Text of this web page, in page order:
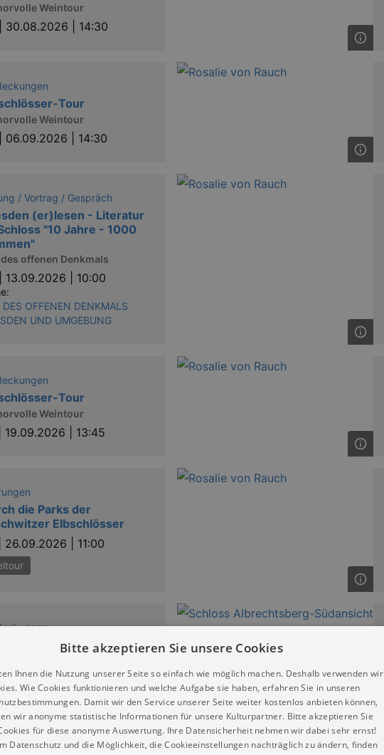
Weintour
30.08.2026 | 14:30
Tour
Weintour
06.09.2026 | 14:30
/ Vortrag / Gespräch
(er)lesen - Literatur
"10 Jahre - 1000
offenen Denkmals
13.09.2026 | 10:00
DES OFFENEN DENKMALS
UND UMGEBUNG
Tour
Weintour
19.09.2026 | 13:45
die Parks der
Elbschlösser
26.09.2026 | 11:00
Tour
|27.09.2026 | 14:30
Bitte akzeptieren Sie unsere Cookies
Ihnen die Nutzung unserer Seite so einfach wie möglich machen. Deshalb verwenden wir
Wie Cookies funktionieren und welche Aufgabe sie haben, erfahren Sie in unseren
Damit wir den Service unserer Seite weiter kostenlos anbieten können,
wir anonyme statistische Informationen für unsere Kulturpartner. Bitte akzeptieren Sie
für diese anonyme Auswertung. Ihre Datensicherheit nehmen wir dabei sehr ernst!
Datenschutz und die Möglichkeit, die Cookieeinstellungen nachträglich zu ändern, finden